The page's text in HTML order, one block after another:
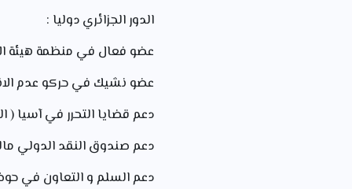
الدور الجزائري دوليا :
عضو فعال في منظمة هيئة
عضو نشيك في حركو عدم
دعم قضايا التحرر في آسيا (
دعم صندوق النقد الدولي
دعم السلم و التعاون في